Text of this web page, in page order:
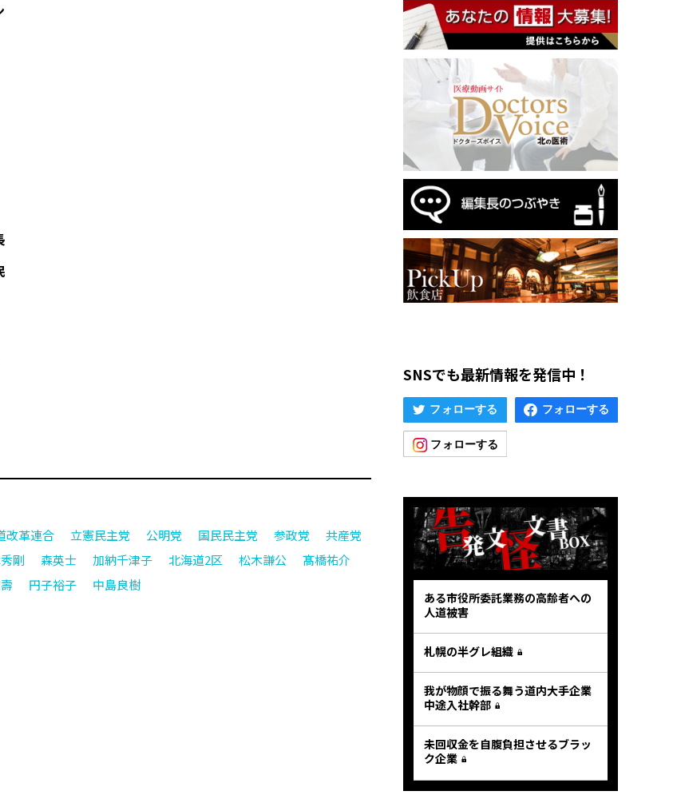
改革連合 立憲民主党 公明党 国民民主党 参政党
共産党
剛 森英士 加納千津子 北海道2区 松木謙公
髙橋祐介
円子裕子 中島良樹
SNSでも最新情報を発信中！
ある市役所委託業務の高齢者への
人道被害
札幌の半グレ組織
我が物顔で振る舞う道内大手企業
中途入社幹部
未回収金を自腹負担させるブラッ
ク企業